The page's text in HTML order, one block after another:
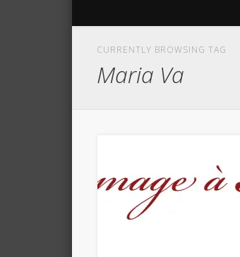
CURRENTLY BROWSING TAG
Maria Va